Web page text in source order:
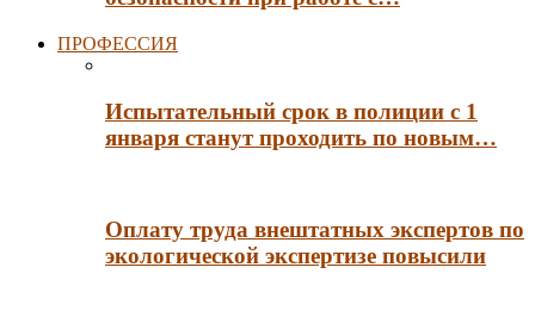
ПРОФЕССИЯ
Испытательный срок в полиции с 1
января станут проходить по новым…
Оплату труда внештатных экспертов по
экологической экспертизе повысили